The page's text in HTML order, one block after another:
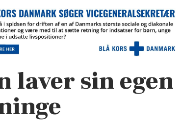
laver sin egen